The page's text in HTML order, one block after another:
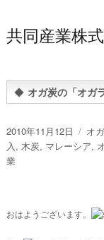
共同産業株
◆ オガ炭の「オガ
投
稿
日:
2010年11月12日
カ
テ
オ
入 , 木炭, マレーシア,
業
おはようございます。